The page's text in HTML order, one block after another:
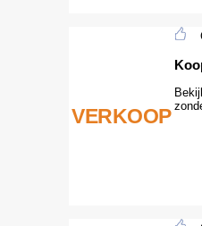
VERKOOP